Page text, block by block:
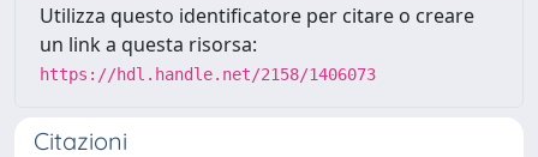
Utilizza questo identificatore per citare o creare
un link a questa risorsa:
https://hdl.handle.net/2158/1406073
Citazioni